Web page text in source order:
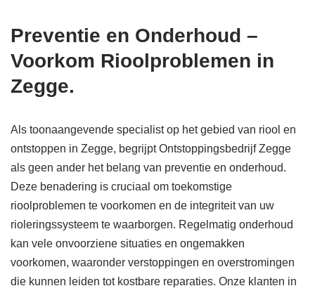
Preventie en Onderhoud –
Voorkom Rioolproblemen in
Zegge.
Als toonaangevende specialist op het gebied van riool en
ontstoppen in Zegge, begrijpt Ontstoppingsbedrijf Zegge
als geen ander het belang van preventie en onderhoud.
Deze benadering is cruciaal om toekomstige
rioolproblemen te voorkomen en de integriteit van uw
rioleringssysteem te waarborgen. Regelmatig onderhoud
kan vele onvoorziene situaties en ongemakken
voorkomen, waaronder verstoppingen en overstromingen
die kunnen leiden tot kostbare reparaties. Onze klanten in